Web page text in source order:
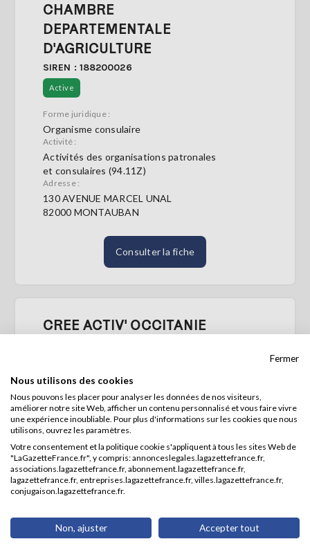
CHAMBRE
DEPARTEMENTALE
D'AGRICULTURE
SIREN : 188200026
Active
Forme juridique :
Organisme consulaire
Activité :
Activités des organisations patronales
et consulaires (94.11Z)
Adresse :
130 AVENUE MARCEL UNAL
82000 MONTAUBAN
Consulter la fiche
CREE ACTIV' OCCITANIE
Association déclarée
Activité :
Activités des organisations patronales
et consulaires (94.11Z)
Adresse :
25 ROUTE D'AGEN
82170 GRISOLLES
Fermer
Nous utilisons des cookies
Nous pouvons les placer pour analyser les données de nos visiteurs,
améliorer notre site Web, afficher un contenu personnalisé et vous faire vivre
une expérience inoubliable. Pour plus d'informations sur les cookies que nous
utilisons, ouvrez les paramètres.
Votre consentement et la politique cookie s'appliquent à tous les sites Web de
"LaGazetteFrance.fr", y compris: annonceslegales.lagazettefrance.fr,
associations.lagazettefrance.fr, abonnement.lagazettefrance.fr,
lagazettefrance.fr, entreprises.lagazettefrance.fr, villes.lagazettefrance.fr,
conjugaison.lagazettefrance.fr.
Non, ajuster Accepter tout